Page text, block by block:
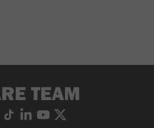
TEAM